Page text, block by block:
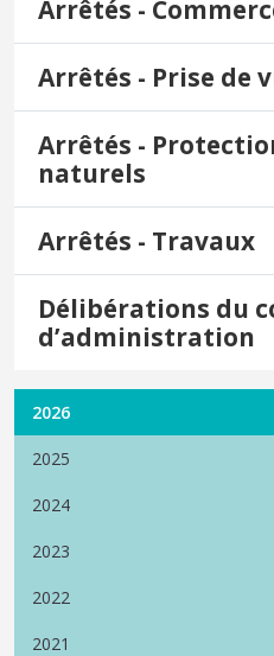
Arrêtés -
Arrêtés - Prise de
Arrêtés -
naturels
Arrêtés - Travaux
Délibérations du
d’administration
2026
2025
2024
2023
2022
2021